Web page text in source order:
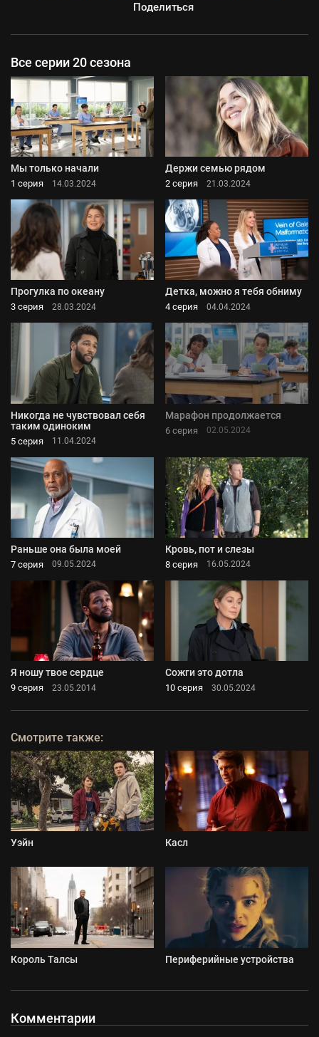
Поделиться
Все серии 20 сезона
Мы только начали
1 серия 14.03.2024
Держи семью рядом
2 серия 21.03.2024
Прогулка по океану
3 серия 28.03.2024
Детка, можно я тебя обниму
4 серия 04.04.2024
Никогда не чувствовал себя
таким одиноким
5 серия 11.04.2024
Марафон продолжается
6 серия 02.05.2024
Раньше она была моей
7 серия 09.05.2024
Кровь, пот и слезы
8 серия 16.05.2024
Я ношу твое сердце
9 серия 23.05.2014
Сожги это дотла
10 серия 30.05.2024
Смотрите также:
Уэйн Касл
Король Талсы Периферийные устройства
Комментарии